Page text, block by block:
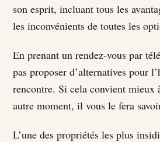
son esprit, incluant tous les
les inconvénients de toutes les
En prenant un rendez-vous par
pas proposer d’alternatives pour
rencontre. Si cela convient mieux
autre moment, il vous le fera
L’une des propriétés les plus